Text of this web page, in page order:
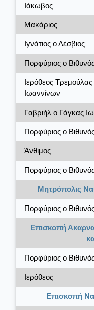
Ιάκωβος
Μακάριος
Ιγνάτιος ο Λέσβιος
Πορφύριος ο
Ιερόθεος Τρεμούλας
Ιωαννίνων
Γαβριήλ ο Γάγκας
Πορφύριος ο
Άνθιμος
Πορφύριος ο
Μητρόπολις
Πορφύριος ο
Επισκοπή
Πορφύριος ο
Ιερόθεος
Επισκοπή